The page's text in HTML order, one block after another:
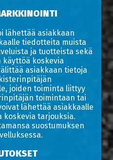
lähettää asiakkaan
tiedotteita muista
ja tuotteista sekä
käyttöä koskevia
asiakkaan tietoja
joiden toiminta liittyy
toimintaan tai
lähettää asiakkaalle
koskevia tarjouksia.
suostumuksen